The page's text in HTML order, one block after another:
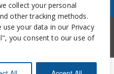
collect your personal
other tracking methods.
your data in our Privacy
you consent to our use of
Cylchlythyr